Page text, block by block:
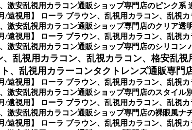
激安乱視用カラコン通販ショップ専門店のピンク系
月/遠視用】 ローラ ブラウン、乱視用カラコン、乱視
激安乱視用カラコン通販ショップ専門店のクリア透
月/遠視用】 ローラ ブラウン、乱視用カラコン、乱視
激安乱視用カラコン通販ショップ専門店のシリコン
乱視用カラコン、乱視カラコン、格安乱
、乱視用カラーコンタクトレンズ通販専門
月/遠視用】 ローラ ブラウン、乱視用カラコン、乱視
安乱視用カラコン通販ショップ専門店のスタイル別
月/遠視用】 ローラ ブラウン、乱視用カラコン、乱視
激安乱視用カラコン通販ショップ専門店の裸眼風ナ
月/遠視用】 ローラ ブラウン、乱視用カラコン、乱視